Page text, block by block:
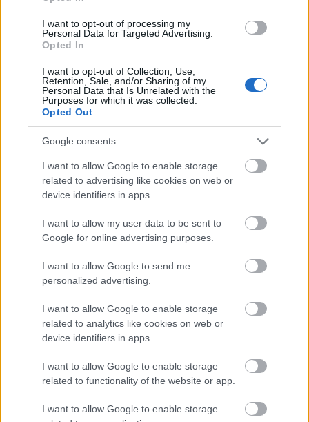
I want to opt-out of processing my
Personal Data for Targeted Advertising.
Opted In
I want to opt-out of Collection, Use,
Retention, Sale, and/or Sharing of my
Personal Data that Is Unrelated with the
Purposes for which it was collected.
Opted Out
Google consents
I want to allow Google to enable storage
related to advertising like cookies on web or
device identifiers in apps.
I want to allow my user data to be sent to
Google for online advertising purposes.
I want to allow Google to send me
personalized advertising.
I want to allow Google to enable storage
related to analytics like cookies on web or
device identifiers in apps.
I want to allow Google to enable storage
related to functionality of the website or app.
I want to allow Google to enable storage
研究によると、冬虫夏草はがん細胞の増殖に影響を与
えることが示唆されています。その活性化合物は様々
な方法で作用し、がんの転移を阻止する可能性があり
ます。これらの研究は主に動物実験ですが、その知見
はヒトの健康への効果にも関心を呼び起こしていま
す。このキノコが腫瘍に及ぼす影響を研究すること
は、がん研究の重要な分野です。
研究者たちは、冬虫夏草ががん治療にどのように応用
できるかを解明しようと研究を進めています。彼ら
は、これらの知見を裏付けるためにヒト臨床試験の必
要性を強調しています。これは、冬虫夏草が有用な治
糖尿病管理における冬虫夏草の役割
初期の動物実験に基づくと、冬虫夏草は糖尿病管理の
ための自然な解決策となる可能性があります。これら
の研究は、冬虫夏草が血糖値と脂質レベルを下げる可
割への期待が高まっています。
る可能性があることが示されています。これは糖尿病